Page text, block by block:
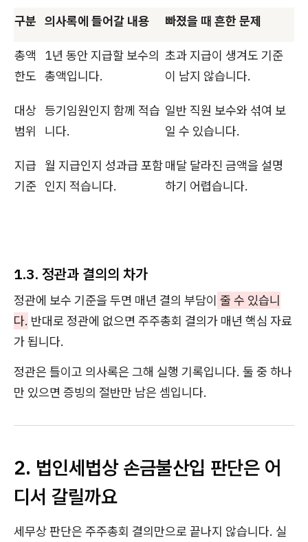
구분 의사록에 들어갈 내용 빠졌을 때 흔한 문제
총액
한도
1년 동안 지급할 보수의
총액입니다.
초과 지급이 생겨도 기준
이 남지 않습니다.
대상
범위
등기임원인지 함께 적습
니다.
일반 직원 보수와 섞여 보
일 수 있습니다.
지급
기준
월 지급인지 성과급 포함
인지 적습니다.
매달 달라진 금액을 설명
하기 어렵습니다.
1.3. 정관과 결의의 차가
정관에 보수 기준을 두면 매년 결의 부담이 줄 수 있습니
다. 반대로 정관에 없으면 주주총회 결의가 매년 핵심 자료
가 됩니다.
정관은 틀이고 의사록은 그해 실행 기록입니다. 둘 중 하나
만 있으면 증빙의 절반만 남은 셈입니다.
2. 법인세법상 손금불산입 판단은 어
디서 갈릴까요
세무상 판단은 주주총회 결의만으로 끝나지 않습니다. 실